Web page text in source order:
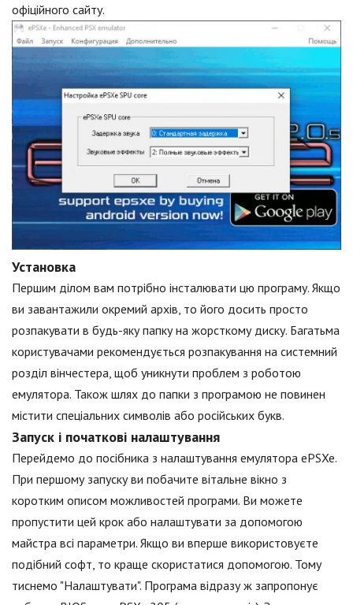
офіційного сайту.
Установка
Першим ділом вам потрібно інсталювати цю програму. Якщо
ви завантажили окремий архів, то його досить просто
розпакувати в будь-яку папку на жорсткому диску. Багатьма
користувачами рекомендується розпакування на системний
розділ вінчестера, щоб уникнути проблем з роботою
емулятора. Також шлях до папки з програмою не повинен
містити спеціальних символів або російських букв.
Запуск і початкові налаштування
Перейдемо до посібника з налаштування емулятора ePSXe.
При першому запуску ви побачите вітальне вікно з
коротким описом можливостей програми. Ви можете
пропустити цей крок або налаштувати за допомогою
майстра всі параметри. Якщо ви вперше використовуєте
подібний софт, то краще скористатися допомогою. Тому
тиснемо "Налаштувати". Програма відразу ж запропонує